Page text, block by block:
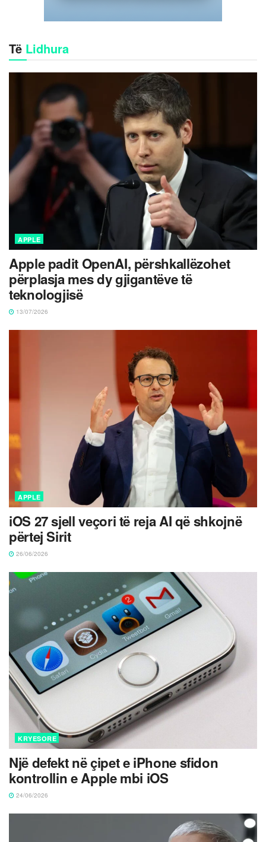
Të Lidhura
APPLE
Apple padit OpenAI, përshkallëzohet
përplasja mes dy gjigantëve të
teknologjisë
13/07/2026
APPLE
iOS 27 sjell veçori të reja AI që shkojnë
përtej Sirit
26/06/2026
KRYESORE
Një defekt në çipet e iPhone sfidon
kontrollin e Apple mbi iOS
24/06/2026